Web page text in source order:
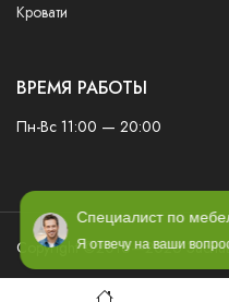
Специалист по
Я отвечу на ваши
Кровати
ВРЕМЯ РАБОТЫ
Пн-Вс 11:00 — 20:00
Copyright ©2016—2026